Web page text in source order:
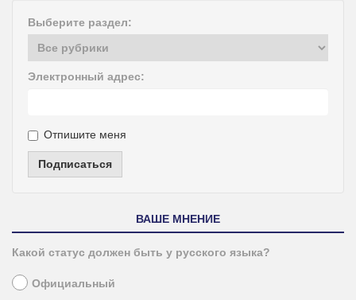
Выберите раздел:
Электронный адрес:
Отпишите меня
Подписаться
ВАШЕ МНЕНИЕ
Какой статус должен быть у русского языка?
Официальный